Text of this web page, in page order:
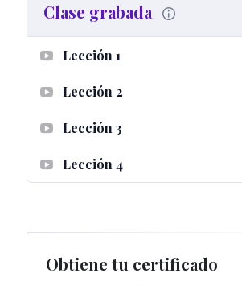
Clase grabada
Lección 1
Lección 2
Lección 3
Lección 4
Obtiene tu certificado